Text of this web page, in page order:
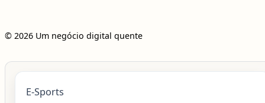
© 2026 Um negócio digital quente
E-Sports